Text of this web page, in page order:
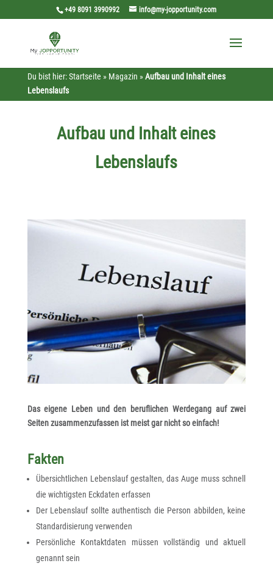
+49 8091 3990992 info@my-jopportunity.com
Du bist hier:Startseite » Magazin »Aufbau und Inhalt eines
Lebenslaufs
Aufbau und Inhalt eines
Lebenslaufs
Das eigene Leben und den beruflichen Werdegang auf zwei
Seiten zusammenzufassen ist meist gar nicht so einfach!
Fakten
Übersichtlichen Lebenslauf gestalten, das Auge muss schnell
die wichtigsten Eckdaten erfassen
Der Lebenslauf sollte authentisch die Person abbilden, keine
Standardisierung verwenden
Persönliche Kontaktdaten müssen vollständig und aktuell
genannt sein